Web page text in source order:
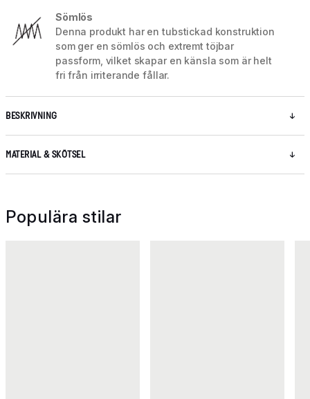
Sömlös
Denna produkt har en tubstickad konstruktion
som ger en sömlös och extremt töjbar
passform, vilket skapar en känsla som är helt
fri från irriterande fållar.
BESKRIVNING
MATERIAL & SKÖTSEL
Populära stilar